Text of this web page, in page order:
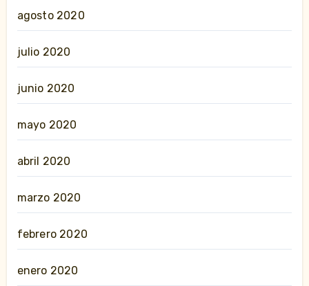
agosto 2020
julio 2020
junio 2020
mayo 2020
abril 2020
marzo 2020
febrero 2020
enero 2020